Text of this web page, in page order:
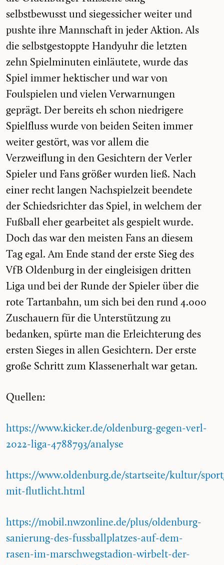
selbstbewusst und siegessicher weiter und
pushte ihre Mannschaft in jeder Aktion. Als
die selbstgestoppte Handyuhr die letzten
zehn Spielminuten einläutete, wurde das
Spiel immer hektischer und war von
Foulspielen und vielen Verwarnungen
geprägt. Der bereits eh schon niedrigere
Spielfluss wurde von beiden Seiten immer
weiter gestört, was vor allem die
Verzweiflung in den Gesichtern der Verler
Spieler und Fans größer wurden ließ. Nach
einer recht langen Nachspielzeit beendete
der Schiedsrichter das Spiel, in welchem der
Fußball eher gearbeitet als gespielt wurde.
Doch das war den meisten Fans an diesem
Tag egal. Am Ende stand der erste Sieg des
VfB Oldenburg in der eingleisigen dritten
Liga und bei der Runde der Spieler über die
rote Tartanbahn, um sich bei den rund 4.000
Zuschauern für die Unterstützung zu
bedanken, spürte man die Erleichterung des
ersten Sieges in allen Gesichtern. Der erste
große Schritt zum Klassenerhalt war getan.
Quellen:
https://www.kicker.de/oldenburg-gegen-verl-
2022-liga-4788793/analyse
https://www.oldenburg.de/startseite/kultur/
mit-flutlicht.html
https://mobil.nwzonline.de/plus/oldenburg-
sanierung-des-fussballplatzes-auf-dem-
rasen-im-marschwegstadion-wirbelt-der-